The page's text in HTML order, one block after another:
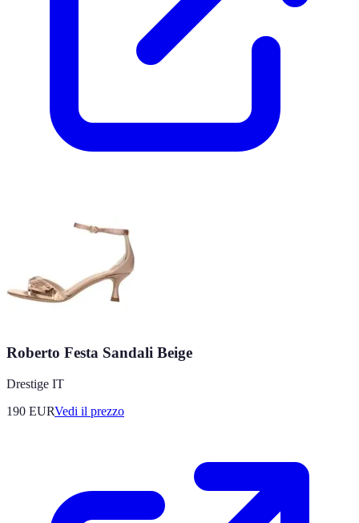
Roberto Festa Sandali Beige
Drestige IT
190 EURVedi il prezzo